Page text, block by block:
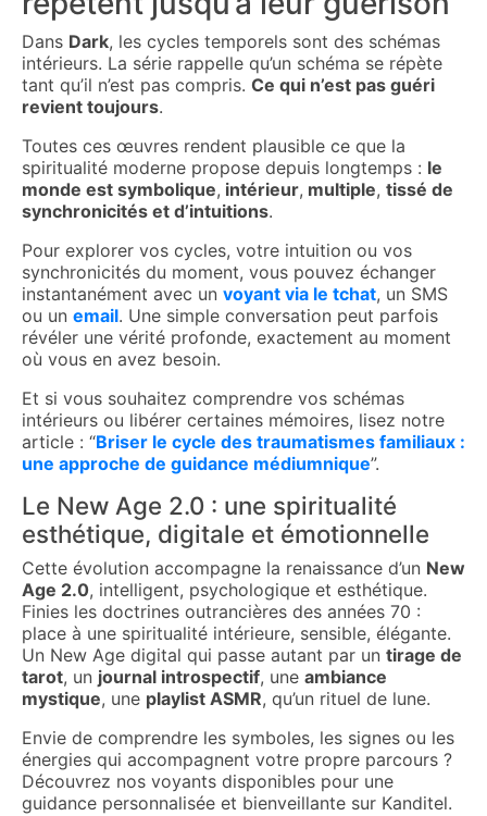
Dans Dark, les cycles temporels sont des schémas
intérieurs. La série rappelle qu’un schéma se répète
tant qu’il n’est pas compris. Ce qui n’est pas guéri
revient toujours.
Toutes ces œuvres rendent plausible ce que la
spiritualité moderne propose depuis longtemps : le
monde est symbolique, intérieur, multiple, tissé de
synchronicités et d’intuitions.
Pour explorer vos cycles, votre intuition ou vos
synchronicités du moment, vous pouvez échanger
instantanément avec un voyant via le tchat, un SMS
ou un email. Une simple conversation peut parfois
révéler une vérité profonde, exactement au moment
où vous en avez besoin.
Et si vous souhaitez comprendre vos schémas
intérieurs ou libérer certaines mémoires, lisez notre
article : “Briser le cycle des traumatismes familiaux :
une approche de guidance médiumnique”.
Le New Age 2.0 : une spiritualité
esthétique, digitale et émotionnelle
Cette évolution accompagne la renaissance d’un New
Age 2.0, intelligent, psychologique et esthétique.
Finies les doctrines outrancières des années 70 :
place à une spiritualité intérieure, sensible, élégante.
Un New Age digital qui passe autant par un tirage de
tarot, un journal introspectif, une ambiance
mystique, une playlist ASMR, qu’un rituel de lune.
Envie de comprendre les symboles, les signes ou les
énergies qui accompagnent votre propre parcours ?
Découvrez nos voyants disponibles pour une
guidance personnalisée et bienveillante sur Kanditel.